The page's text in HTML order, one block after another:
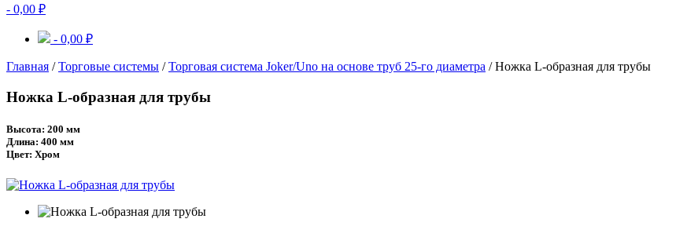
- 0,00 ₽
- 0,00 ₽
Главная /Торговые системы /Торговая система Joker/Uno на основе труб 25-го диаметра / Ножка L-образная для трубы
Ножка L-образная для трубы
Высота: 200 мм
Длина: 400 мм
Цвет: Хром